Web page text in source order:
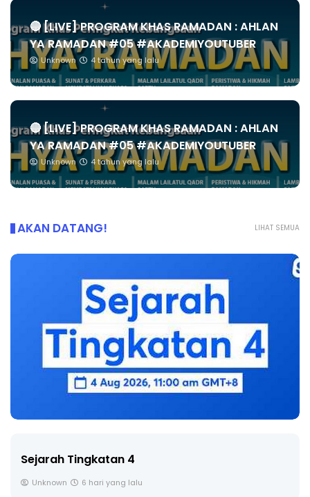
🔴 [LIVE] PROGRAM KHAS RAMADAN : AHLAN
YA RAMADAN #05 #AKADEMIYOUTUBER
Unknown 4 tahun yang lalu
🔴 [LIVE] PROGRAM KHAS RAMADAN : AHLAN
YA RAMADAN #05 #AKADEMIYOUTUBER
Unknown 4 tahun yang lalu
LIHAT SEMUA
AKAN DATANG!
LIVE
🔴 [LIVE] PRINSIP PERAKAUNAN, BEDAH TUNTAS